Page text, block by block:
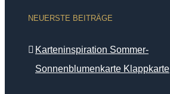
NEUERSTE BEITRÄGE
Karteninspiration Sommer-
Sonnenblumenkarte Klappkarte